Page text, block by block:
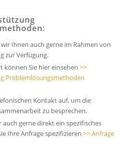
Ihnen auch gerne im Rahmen von
zur Verfügung.
können Sie hier einsehen >>
Problemlösungsmethoden
Kontakt auf, um die
zu besprechen.
gerne direkt ein spezifisches
Ihre Anfrage spezifizieren >> Anfrage